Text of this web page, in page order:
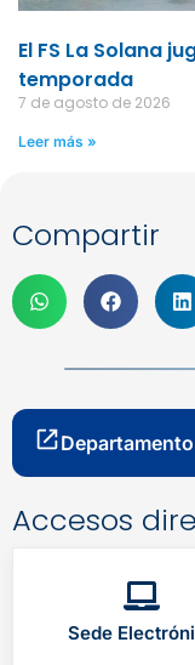
El FS La Solana
temporada
7 de agosto de 2026
Leer más »
Compartir
Accesos
Sede